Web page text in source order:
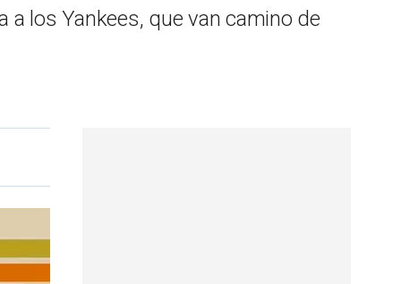
a los Yankees, que van camino de